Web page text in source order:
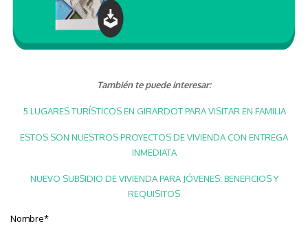
También te puede interesar:
5 LUGARES TURÍSTICOS EN GIRARDOT PARA VISITAR EN FAMILIA
ESTOS SON NUESTROS PROYECTOS DE VIVIENDA CON ENTREGA
INMEDIATA
NUEVO SUBSIDIO DE VIVIENDA PARA JÓVENES: BENEFICIOS Y
REQUISITOS
Nombre*